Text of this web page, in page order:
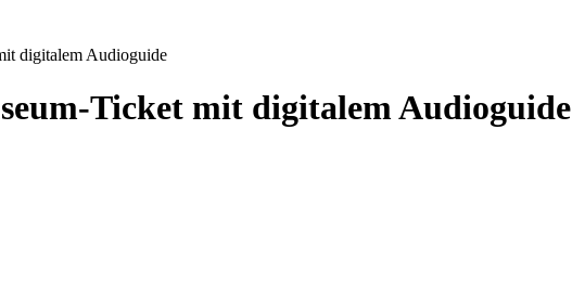
digitalem Audioguide
Ticket mit digitalem Audioguide